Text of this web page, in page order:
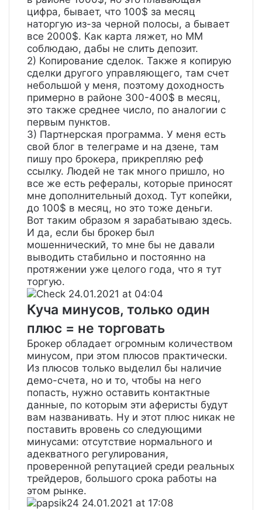
цифра, бывает, что 100$ за месяц
наторгую из-за черной полосы, а бывает
все 2000$. Как карта ляжет, но ММ
соблюдаю, дабы не слить депозит.
2) Копирование сделок. Также я копирую
сделки другого управляющего, там счет
небольшой у меня, поэтому доходность
примерно в районе 300-400$ в месяц,
это также среднее число, по аналогии с
первым пунктов.
3) Партнерская программа. У меня есть
свой блог в телеграме и на дзене, там
пишу про брокера, прикрепляю реф
ссылку. Людей не так много пришло, но
все же есть рефералы, которые приносят
мне дополнительный доход. Тут копейки,
до 100$ в месяц, но это тоже деньги.
Вот таким образом я зарабатываю здесь.
И да, если бы брокер был
мошеннический, то мне бы не давали
выводить стабильно и постоянно на
протяжении уже целого года, что я тут
торгую.
Check 24.01.2021 at 04:04
Куча минусов, только один
плюс = не торговать
Брокер обладает огромным количеством
минусом, при этом плюсов практически.
Из плюсов только выделил бы наличие
демо-счета, но и то, чтобы на него
попасть, нужно оставить контактные
данные, по которым эти аферисты будут
вам названивать. Ну и этот плюс никак не
поставить вровень со следующими
минусами: отсутствие нормального и
адекватного регулирования,
проверенной репутацией среди реальных
трейдеров, большого срока работы на
этом рынке.
papsik24 24.01.2021 at 17:08